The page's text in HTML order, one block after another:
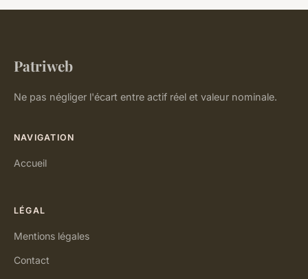
Patriweb
Ne pas négliger l'écart entre actif réel et valeur nominale.
NAVIGATION
Accueil
LÉGAL
Mentions légales
Contact